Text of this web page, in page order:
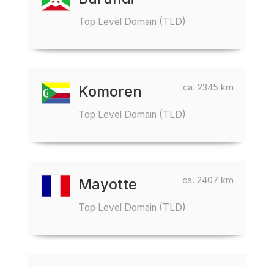
Top Level Domain (TLD)
ca. 2345 km
Komoren
Top Level Domain (TLD)
ca. 2407 km
Mayotte
Top Level Domain (TLD)